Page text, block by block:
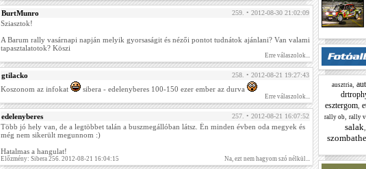
BurtMunro 259. • 2012-08-30 21:02:09
Sziasztok!
A Barum rally vasárnapi napján melyik gyorsaságit és nézői pontot tudnátok ajánlani? Van valami
tapasztalatotok? Köszi
Erre válaszolok...
gtilacko 258. • 2012-08-21 19:27:43
Koszonom az infokat sibera - edelenyberes 100-150 ezer ember az durva
Erre válaszolok...
edelenyberes 257. • 2012-08-21 16:07:52
Több jó hely van, de a legtöbbet talán a buszmegállóban látsz. Én minden évben oda megyek és
még nem sikerült megunnom :)
Hatalmas a hangulat!
Előzmény: Sibera 256. 2012-08-21 16:04:15 Na, ezt nem hagyom szó nélkül...
ausztria,
esztergom
rally ob rally
salak